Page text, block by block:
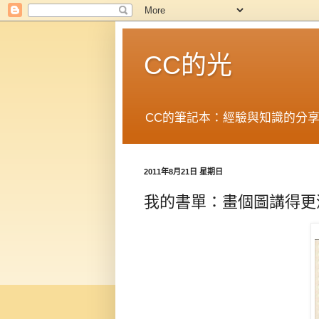
CC的光
CC的筆記本：經驗與知識的分享
2011年8月21日 星期日
我的書單：畫個圖講得